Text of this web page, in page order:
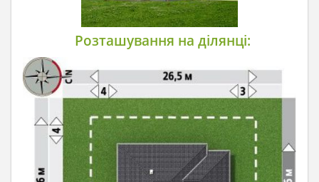
Розташування на ділянці: